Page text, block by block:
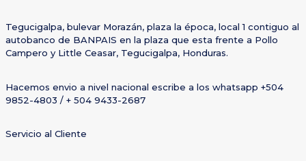
Tegucigalpa, bulevar Morazán, plaza la época, local 1 contiguo al
autobanco de BANPAIS en la plaza que esta frente a Pollo
Campero y Little Ceasar, Tegucigalpa, Honduras.
Hacemos envio a nivel nacional escribe a los whatsapp +504
9852-4803 / + 504 9433-2687
Servicio al Cliente